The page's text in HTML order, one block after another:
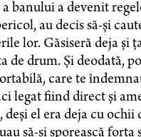
banului a devenit
au decis să-și
lor. Găsiseră deja și
drum. Și deodată,
care te
legat fiind direct și
el era deja cu ochii
să-și sporească forța